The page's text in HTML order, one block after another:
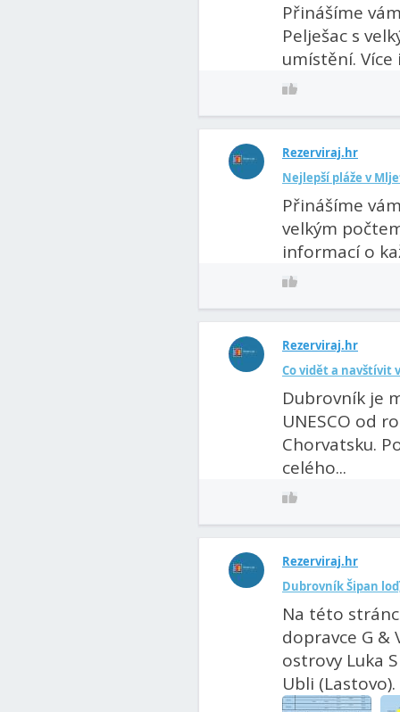
Přinášíme
Pelješac s
umístění. Více
Rezerviraj.hr
Nejlepší pláže v
Přinášíme
velkým
informací o
Rezerviraj.hr
Co vidět a navštívit
Dubrovník je
UNESCO od
Chorvatsku.
celého...
Rezerviraj.hr
Dubrovník Šipan
Na této
dopravce G &
ostrovy Luka
Ubli